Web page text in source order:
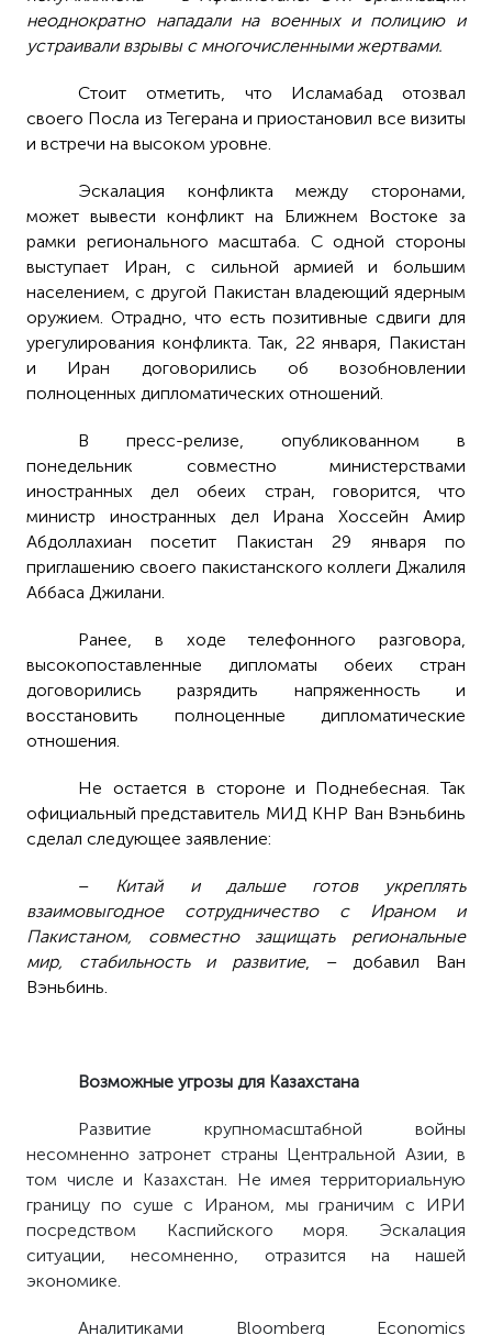
неоднократно нападали на военных и полицию и
устраивали взрывы с многочисленными жертвами.
Стоит отметить, что Исламабад отозвал
своего Посла из Тегерана и приостановил все визиты
и встречи на высоком уровне.
Эскалация конфликта между сторонами,
может вывести конфликт на Ближнем Востоке за
рамки регионального масштаба. С одной стороны
выступает Иран, с сильной армией и большим
населением, с другой Пакистан владеющий ядерным
оружием. Отрадно, что есть позитивные сдвиги для
урегулирования конфликта. Так, 22 января, Пакистан
и Иран договорились об возобновлении
полноценных дипломатических отношений.
В пресс-релизе, опубликованном в
понедельник совместно министерствами
иностранных дел обеих стран, говорится, что
министр иностранных дел Ирана Хоссейн Амир
Абдоллахиан посетит Пакистан 29 января по
приглашению своего пакистанского коллеги Джалиля
Аббаса Джилани.
Ранее, в ходе телефонного разговора,
высокопоставленные дипломаты обеих стран
договорились разрядить напряженность и
восстановить полноценные дипломатические
отношения.
Не остается в стороне и Поднебесная. Так
официальный представитель МИД КНР Ван Вэньбинь
сделал следующее заявление:
– Китай и дальше готов укреплять
взаимовыгодное сотрудничество с Ираном и
Пакистаном, совместно защищать региональные
мир, стабильность и развитие, – добавил Ван
Вэньбинь.
Возможные угрозы для Казахстана
Развитие крупномасштабной войны
несомненно затронет страны Центральной Азии, в
том числе и Казахстан. Не имея территориальную
границу по суше с Ираном, мы граничим с ИРИ
посредством Каспийского моря. Эскалация
ситуации, несомненно, отразится на нашей
экономике.
Аналитиками Bloomberg Economics